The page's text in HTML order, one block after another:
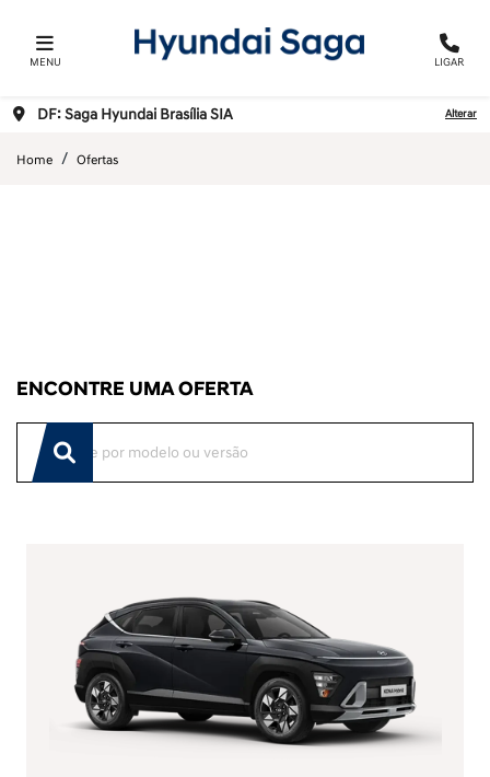
MENU LIGAR
DF: Saga Hyundai Brasília SIA Alterar
Home Ofertas
ENCONTRE UMA OFERTA